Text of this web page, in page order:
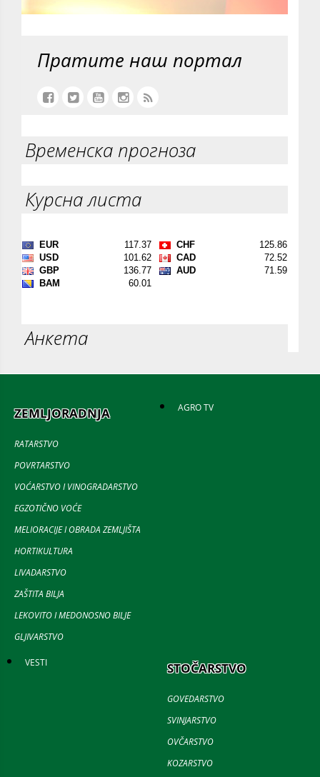
Пратите наш портал
Временска прогноза
Курсна листа
Анкета
ZEMLJORADNJA
RATARSTVO
POVRTARSTVO
VOĆARSTVO I VINOGRADARSTVO
EGZOTIČNO VOĆE
MELIORACIJE I OBRADA ZEMLJIŠTA
HORTIKULTURA
LIVADARSTVO
ZAŠTITA BILJA
LEKOVITO I MEDONOSNO BILJE
GLJIVARSTVO
AGRO TV
VESTI STOČARSTVO
GOVEDARSTVO
SVINJARSTVO
OVČARSTVO
KOZARSTVO